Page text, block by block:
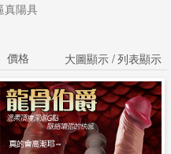
真陽具
價格 大圖顯示 /列表顯示